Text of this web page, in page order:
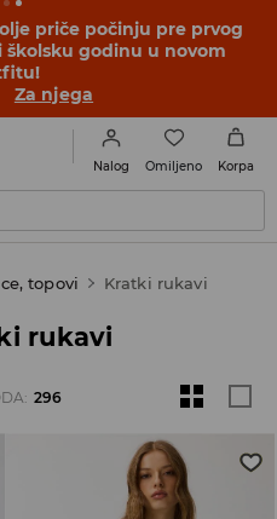
priče počinju pre prvog
školsku godinu u novom
Za njega
Nalog Omiljeno Korpa
topovi Kratki rukavi
rukavi
: 296